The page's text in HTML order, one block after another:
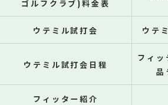
ゴルフクラブ)料金表
ウテミル試打会 ウテ
ウテミル試打会日程
フィ
品
フィッター紹介